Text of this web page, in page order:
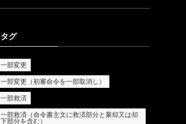
タグ
一部変更
一部変更（初審命令を一部取消し）
一部救済
一部救済（命令書主文に救済部分と棄却又は却
下部分を含む）